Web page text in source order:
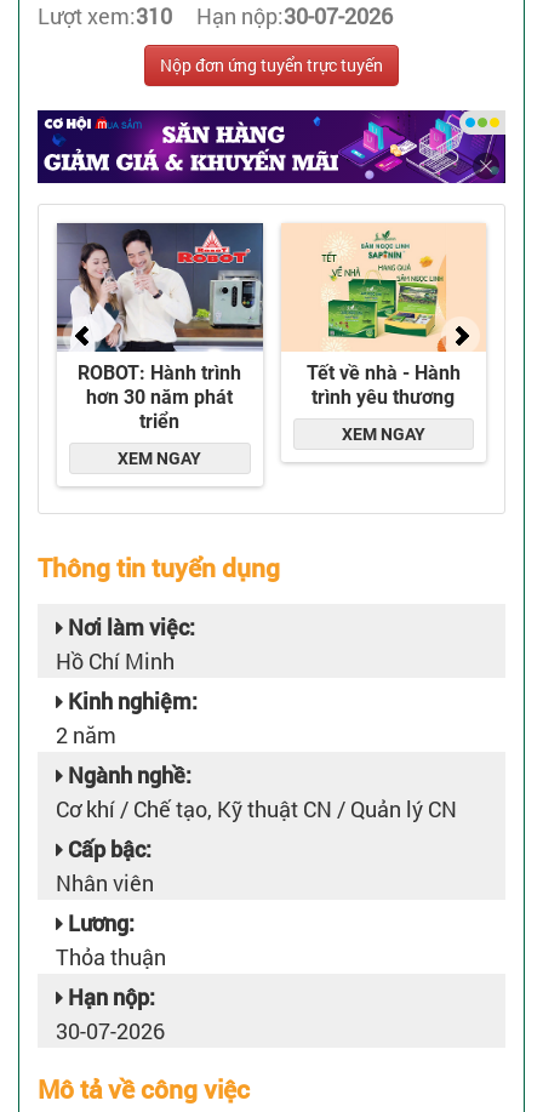
Lượt xem:310 Hạn nộp:30-07-2026
Nộp đơn ứng tuyển trực tuyến
Thông tin tuyển dụng
Nơi làm việc:
Hồ Chí Minh
Kinh nghiệm:
2 năm
Ngành nghề:
Cơ khí / Chế tạo, Kỹ thuật CN / Quản lý CN
Cấp bậc:
Nhân viên
Lương:
Thỏa thuận
Hạn nộp:
30-07-2026
Mô tả về công việc